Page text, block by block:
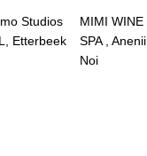
Studios
Etterbeek
MIMI WINE
SPA , Anenii
Noi